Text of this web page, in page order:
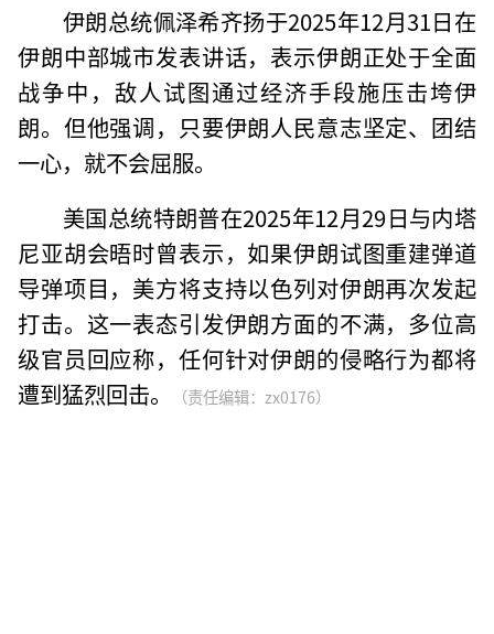
伊朗总统佩泽希齐扬于2025年12月31日在
伊朗中部城市发表讲话，表示伊朗正处于全面
战争中，敌人试图通过经济手段施压击垮伊
朗。但他强调，只要伊朗人民意志坚定、团结
一心，就不会屈服。
美国总统特朗普在2025年12月29日与内塔
尼亚胡会晤时曾表示，如果伊朗试图重建弹道
导弹项目，美方将支持以色列对伊朗再次发起
打击。这一表态引发伊朗方面的不满，多位高
级官员回应称，任何针对伊朗的侵略行为都将
遭到猛烈回击。
（责任编辑：zx0176）